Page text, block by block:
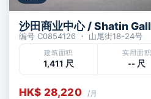
沙田商业中心 / Shatin
编号 C0854126 ・ 山尾街18-24号
建筑面积
1,411 尺
实用面积
-- 尺
HK$ 28,220 /月